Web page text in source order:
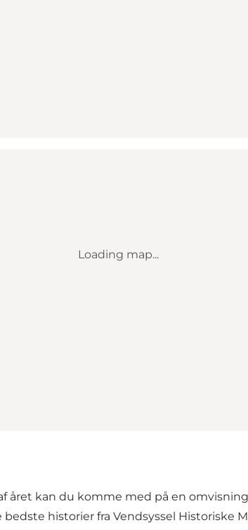
Loading map...
året kan du komme med på en
historier fra Vendsyssel Historiske